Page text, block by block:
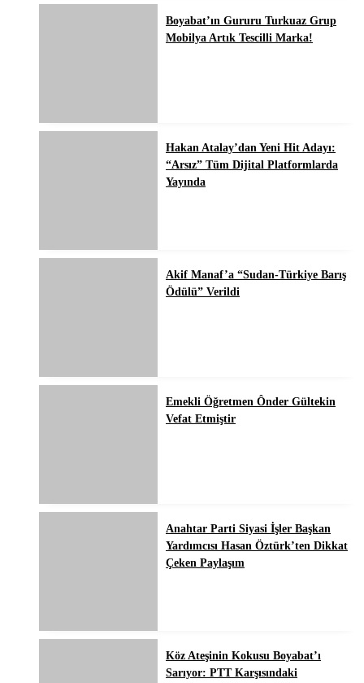
Boyabat’ın Gururu Turkuaz Grup
Mobilya Artık Tescilli Marka!
Hakan Atalay’dan Yeni Hit Adayı:
“Arsız” Tüm Dijital Platformlarda
Yayında
Akif Manaf’a “Sudan-Türkiye Barış
Ödülü” Verildi
Emekli Öğretmen Ônder Gültekin
Vefat Etmiştir
Anahtar Parti Siyasi İşler Başkan
Yardımcısı Hasan Öztürk’ten Dikkat
Çeken Paylaşım
Köz Ateşinin Kokusu Boyabat’ı
Sarıyor: PTT Karşısındaki